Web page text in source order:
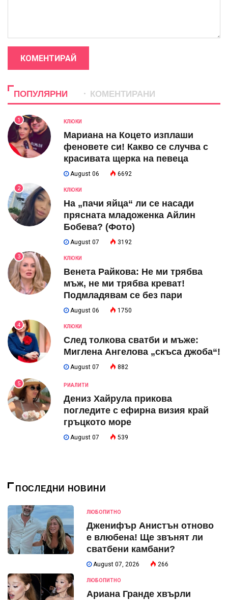
КОМЕНТИРАЙ
ПОПУЛЯРНИ КОМЕНТИРАНИ
1 КЛЮКИ
Мариана на Коцето изплаши
феновете си! Какво се случва с
красивата щерка на певеца
August 06 6692
2 КЛЮКИ
На „пачи яйца“ ли се насади
прясната младоженка Айлин
Бобева? (Фото)
August 07 3192
3 КЛЮКИ
Венета Райкова: Не ми трябва
мъж, не ми трябва креват!
Подмладявам се без пари
August 06 1750
4 КЛЮКИ
След толкова сватби и мъже:
Миглена Ангелова „скъса джоба“!
August 07 882
5 РИАЛИТИ
Дениз Хайрула прикова
погледите с ефирна визия край
гръцкото море
August 07 539
ПОСЛЕДНИ НОВИНИ
ЛЮБОПИТНО
Дженифър Анистън отново
е влюбена! Ще звънят ли
сватбени камбани?
August 07, 2026 266
ЛЮБОПИТНО
Ариана Гранде хвърли